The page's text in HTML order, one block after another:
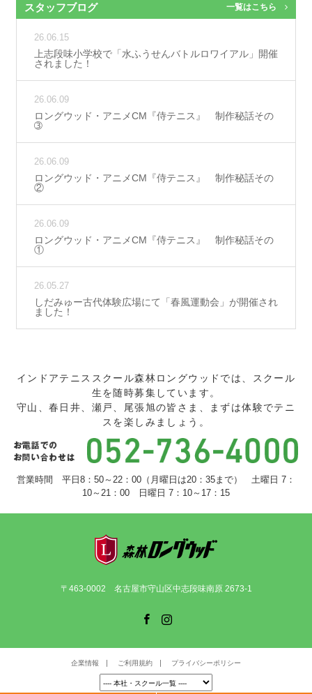
スタッフブログ 一覧はこちら
26.06.15
上志段味小学校で「水ふうせんバトルロワイアル」開催
されました！
26.06.09
ロングウッド・アニメCM『侍テニス』 制作秘話その
➂
26.06.09
ロングウッド・アニメCM『侍テニス』 制作秘話その
②
26.06.09
ロングウッド・アニメCM『侍テニス』 制作秘話その
①
26.05.27
しだみゅー古代体験広場にて「春風運動会」が開催され
ました！
インドアテニススクール森林ロングウッドでは、スクール
生を随時募集しています。
守山、春日井、瀬戸、尾張旭の皆さま、まずは体験でテニ
スを楽しみましょう。
営業時間 平日8：50～22：00（月曜日は20：35まで） 土曜日 7：
10～21：00 日曜日 7：10～17：15
〒463-0002 名古屋市守山区中志段味南原 2673-1
企業情報 ご利用規約 プライバシーポリシー